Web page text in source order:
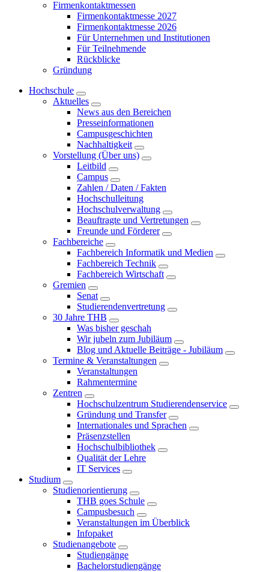
Firmenkontaktmessen
Firmenkontaktmesse 2027
Firmenkontaktmesse 2026
Für Unternehmen und Institutionen
Für Teilnehmende
Rückblicke
Gründung
Hochschule
Aktuelles
News aus den Bereichen
Presseinformationen
Campusgeschichten
Nachhaltigkeit
Vorstellung (Über uns)
Leitbild
Campus
Zahlen / Daten / Fakten
Hochschulleitung
Hochschulverwaltung
Beauftragte und Vertretungen
Freunde und Förderer
Fachbereiche
Fachbereich Informatik und Medien
Fachbereich Technik
Fachbereich Wirtschaft
Gremien
Senat
Studierendenvertretung
30 Jahre THB
Was bisher geschah
Wir jubeln zum Jubiläum
Blog und Aktuelle Beiträge - Jubiläum
Termine & Veranstaltungen
Veranstaltungen
Rahmentermine
Zentren
Hochschulzentrum Studierendenservice
Gründung und Transfer
Internationales und Sprachen
Präsenzstellen
Hochschulbibliothek
Qualität der Lehre
IT Services
Studium
Studienorientierung
THB goes Schule
Campusbesuch
Veranstaltungen im Überblick
Infopaket
Studienangebote
Studiengänge
Bachelorstudiengänge